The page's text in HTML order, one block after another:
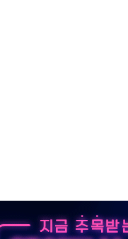
이드데스크·웬디스↓
총력"